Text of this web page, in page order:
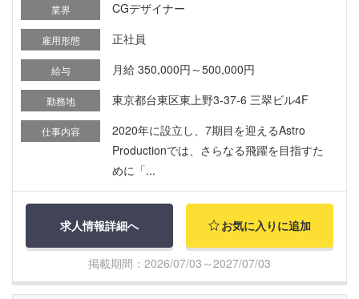
業界 CGデザイナー
雇用形態 正社員
給与 月給 350,000円～500,000円
勤務地 東京都台東区東上野3-37-6 三翠ビル4F
仕事内容
2020年に設立し、7期目を迎えるAstro
Productionでは、さらなる飛躍を目指すた
めに「...
求人情報詳細へ お気に入りに追加
掲載期間：2026/07/03～2027/07/03